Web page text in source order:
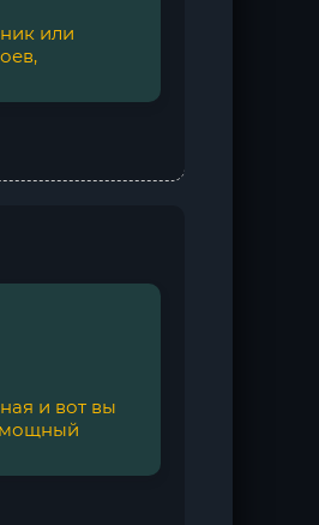
или
и вот вы